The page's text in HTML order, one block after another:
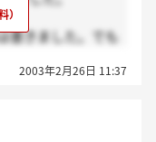
書きました。でも
えているのです
2003年2月26日 11:37